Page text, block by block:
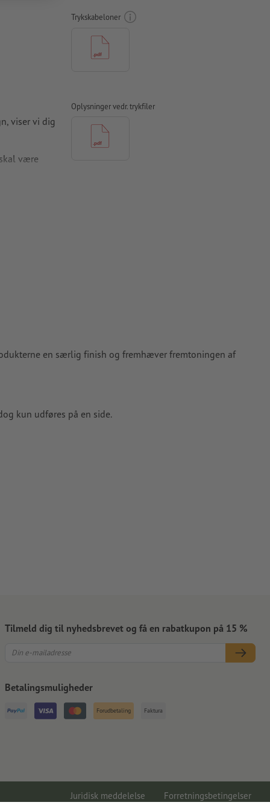
viser vi dig
være
Trykskabeloner
Oplysninger vedr. trykfiler
en særlig finish og fremhæver fremtoningen af
kun udføres på en side.
Tilmeld dig til nyhedsbrevet og få en rabatkupon på 15 %
Betalingsmuligheder
Forudbetaling Faktura
Juridisk meddelelse
Forretningsbetingelser